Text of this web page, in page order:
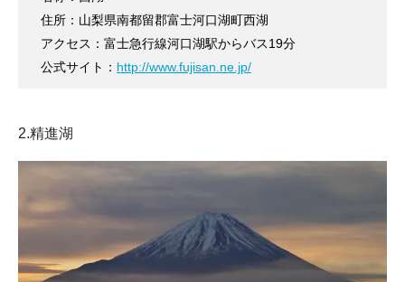
住所：山梨県南都留郡富士河口湖町西湖
アクセス：富士急行線河口湖駅からバス19分
公式サイト： http://www.fujisan.ne.jp/
2.精進湖